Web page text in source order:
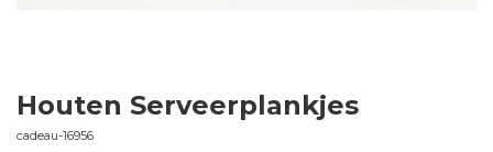
Houten Serveerplankjes
cadeau-16956